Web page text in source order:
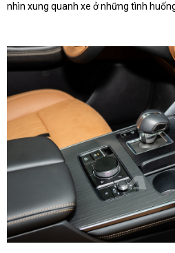
nhìn xung quanh xe ở những tình